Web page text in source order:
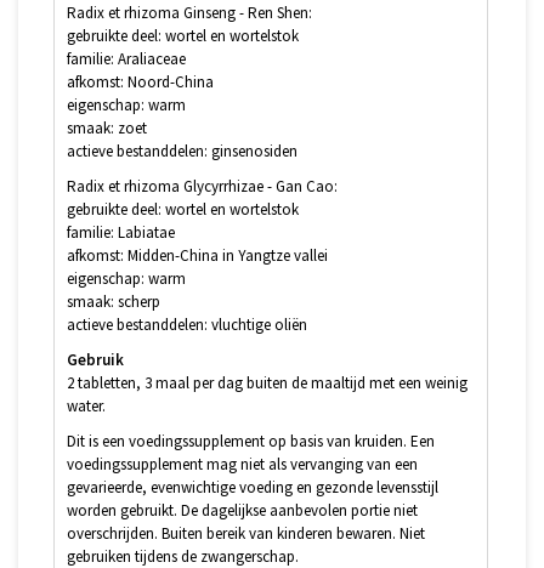
Radix et rhizoma Ginseng - Ren Shen:
gebruikte deel: wortel en wortelstok
familie: Araliaceae
afkomst: Noord-China
eigenschap: warm
smaak: zoet
actieve bestanddelen: ginsenosiden
Radix et rhizoma Glycyrrhizae - Gan Cao:
gebruikte deel: wortel en wortelstok
familie: Labiatae
afkomst: Midden-China in Yangtze vallei
eigenschap: warm
smaak: scherp
actieve bestanddelen: vluchtige oliën
Gebruik
2 tabletten, 3 maal per dag buiten de maaltijd met een weinig
water.
Dit is een voedingssupplement op basis van kruiden. Een
voedingssupplement mag niet als vervanging van een
gevarieerde, evenwichtige voeding en gezonde levensstijl
worden gebruikt. De dagelijkse aanbevolen portie niet
overschrijden. Buiten bereik van kinderen bewaren. Niet
gebruiken tijdens de zwangerschap.